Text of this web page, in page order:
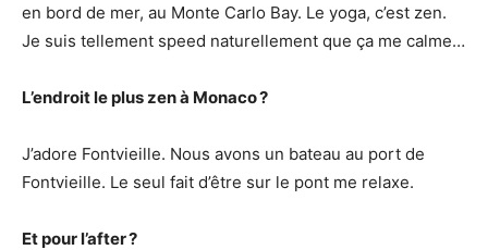
en bord de mer, au Monte Carlo Bay. Le yoga, c’est zen.
Je suis tellement speed naturellement que ça me calme…
L’endroit le plus zen à Monaco ?
J’adore Fontvieille. Nous avons un bateau au port de
Fontvieille. Le seul fait d’être sur le pont me relaxe.
Et pour l’after ?